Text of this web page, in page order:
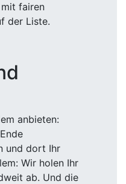
fairen
der Liste.
anbieten:
und dort Ihr
Wir holen Ihr
ab. Und die